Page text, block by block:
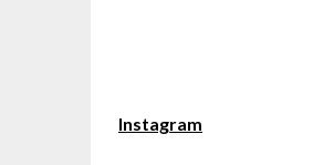
Instagram